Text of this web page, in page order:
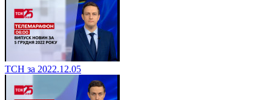
ТСН за 2022.12.05